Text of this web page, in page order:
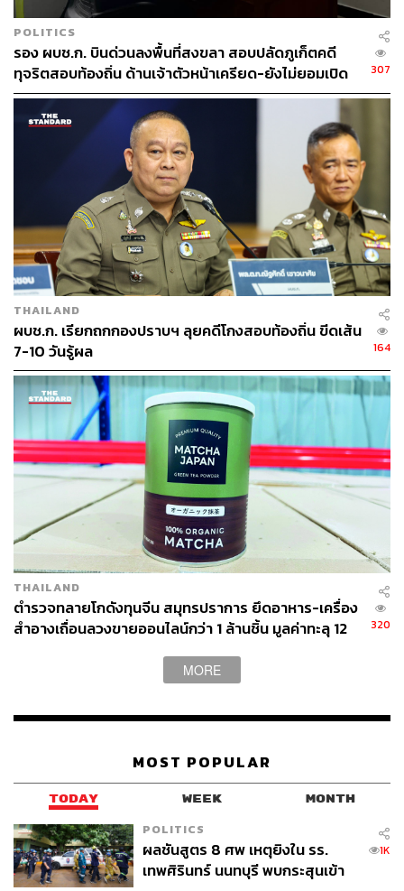
208
ABOUT THE AUTHOR
THE STANDARD TEAM
กองบรรณาธิการ THE STANDARD
ABOUT THE PHOTOGRAPHER
ณาฌารัฐ ภักดีอาสา
ช่างภาพข่าว ประจำสำนักข่าว THE
STANDARD
POLITICS
รอง ผบช.ก. บินด่วนลงพื้นที่สงขลา สอบปลัดภูเก็ตคดี
ทุจริตสอบท้องถิ่น ด้านเจ้าตัวหน้าเครียด-ยังไม่ยอมเปิด
เผยข้อมูล
307
THAILAND
ผบช.ก. เรียกถกกองปราบฯ ลุยคดีโกงสอบท้องถิ่น ขีดเส้น
7-10 วันรู้ผล
164
THAILAND
ตำรวจทลายโกดังทุนจีน สมุทรปราการ ยึดอาหาร-เครื่อง
สำอางเถื่อนลวงขายออนไลน์กว่า 1 ล้านชิ้น มูลค่าทะลุ 12
320
MORE
MOST POPULAR
TODAY WEEK MONTH
POLITICS
ผลชันสูตร 8 ศพ เหตุยิงใน รร.
เทพศิรินทร์ นนทบุรี พบกระสุนเข้า
1K